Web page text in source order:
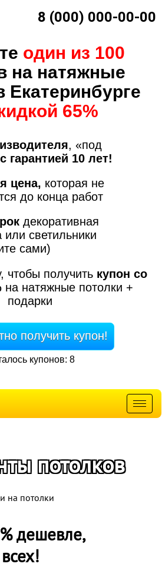
8 (000) 000-00-00
один из 100
на натяжные
Екатеринбурге
65%
, «под
с гарантией 10 лет!
цена, которая не
до конца работ
декоративная
или светильники
сами)
чтобы получить купон со
на натяжные потолки +
подарки
получить купон!
купонов: 8
потолков
дешевле,